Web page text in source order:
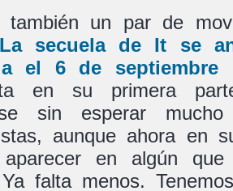
también un par de
La secuela de It se
el 6 de septiembre
en su primera
sin esperar
aunque ahora en
aparecer en algún
falta menos.